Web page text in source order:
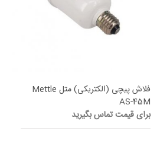
فلاش پیچی (الکتریکی) متل Mettle
AS-45M
برای قیمت تماس بگیرید